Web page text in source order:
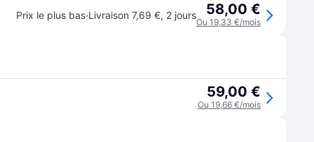
Prix le plus bas·Livraison 7,69 €, 2 jours 58,00 €
Ou 19,33 €/mois
59,00 €
Ou 19,66 €/mois